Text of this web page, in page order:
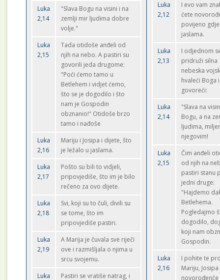
Luka
2,14
"Slava Bogu na visini i na
zemlji mir ljudima dobre
volje."
Luka
2,15
Tada otidoše anđeli od
njih na nebo. A pastiri su
govorili jeda drugome:
"Poći ćemo tamo u
Betlehem i vidjet ćemo,
što se je dogodilo i što
nam je Gospodin
obznanio!" Otidoše brzo
tamo i nađoše
Luka
2,16
Mariju i Josipa i dijete, što
je ležalo u jaslama.
Luka
2,17
Pošto su bili to vidjeli,
pripovjediše, što im je bilo
rečeno za ovo dijete.
Luka
2,18
Svi, koji su to čuli, divili su
se tome, što im
pripovjediše pastiri.
Luka
2,19
A Marija je čuvala sve riječi
ove i razmišljala o njima u
srcu svojemu.
Luka
Pastiri se vratiše natrag, i
Luka
2,12
I evo vam
ćete
povijeno
jaslama.
Luka
2,13
I odjednom
pridruži silna
nebeska
hvaleći Boga i
govoreći:
Luka
2,14
"Slava na
Bogu, a na
ljudima,
njegovim!
Luka
2,15
Čim anđeli
od njih na
pastiri stanu
jedni druge:
"Hajdemo
Betlehema.
Pogledajmo
dogodilo,
koji nam
Gospodin.
Luka
2,16
I pohite te
Mariju, Josipa